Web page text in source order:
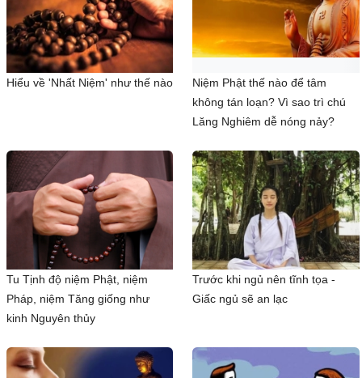
Hiểu về 'Nhất Niệm' như thế nào
Niệm Phật thế nào để tâm
không tán loạn? Vì sao trì chú
Lăng Nghiêm dễ nóng nảy?
Tu Tịnh độ niệm Phật, niệm
Pháp, niệm Tăng giống như
kinh Nguyên thủy
Trước khi ngủ nên tĩnh tọa -
Giấc ngủ sẽ an lạc